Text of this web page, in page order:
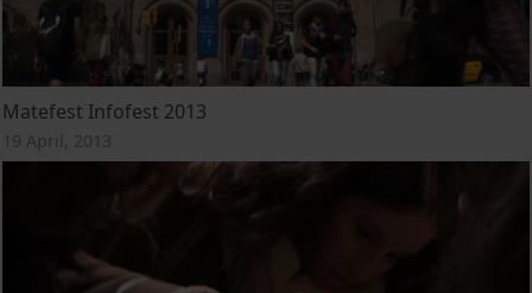
Matefest Infofest 2013
19 April, 2013